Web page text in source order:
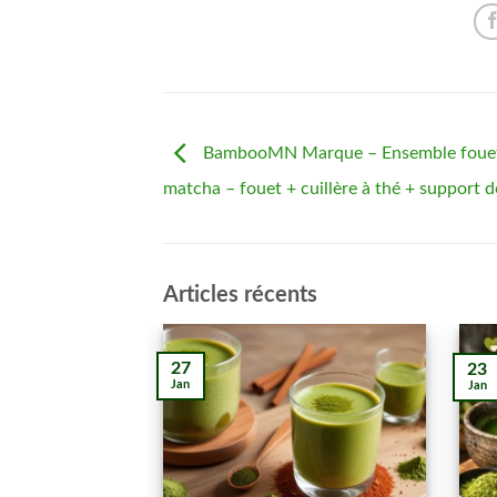
BambooMN Marque – Ensemble
matcha – fouet + cuillère à thé + support
Articles récents
27
Jan
23
Jan